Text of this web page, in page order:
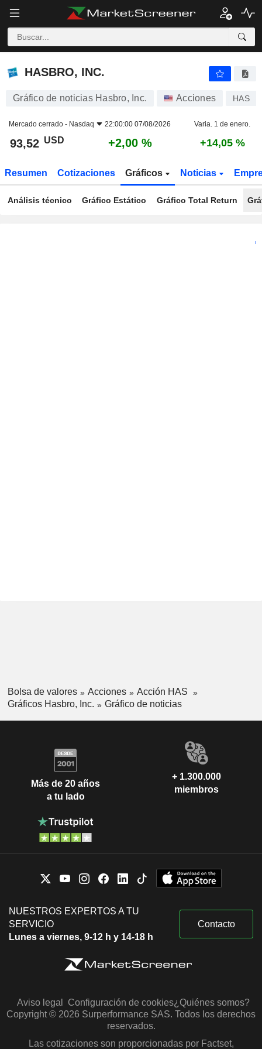
HASBRO, INC.
HASBRO, INC.
Gráfico de noticias Hasbro, Inc. Acciones HAS
Mercado cerrado - Nasdaq 22:00:00 07/08/2026 Varia. 1 de enero.
93,52 USD +2,00 % +14,05 %
Resumen Cotizaciones Gráficos Noticias
Análisis técnico Gráfico Estático Gráfico Total Return
Bolsa de valores Acciones
Acción HAS
Gráficos Hasbro, Inc.
Gráfico de noticias
Más de 20 años
a tu lado
+ 1.300.000
miembros
NUESTROS EXPERTOS A TU
SERVICIO
Lunes a viernes, 9-12 h y 14-18 h
Contacto
Aviso legal Configuración de cookies¿Quiénes somos?
Copyright © 2026 Surperformance SAS. Todos los derechos
reservados.
Las cotizaciones son proporcionadas por Factset,